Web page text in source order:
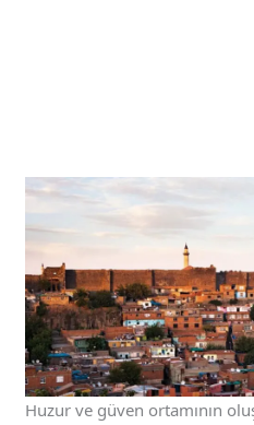
Huzur ve güven ortamının